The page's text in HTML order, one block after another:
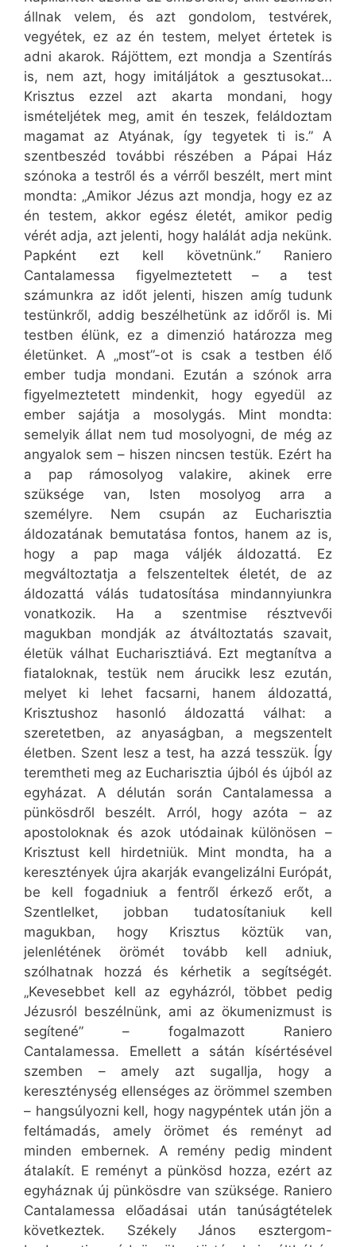
állnak velem, és azt gondolom, testvérek,
vegyétek, ez az én testem, melyet értetek is
adni akarok. Rájöttem, ezt mondja a Szentírás
is, nem azt, hogy imitáljátok a gesztusokat…
Krisztus ezzel azt akarta mondani, hogy
ismételjétek meg, amit én teszek, feláldoztam
magamat az Atyának, így tegyetek ti is.” A
szentbeszéd további részében a Pápai Ház
szónoka a testről és a vérről beszélt, mert mint
mondta: „Amikor Jézus azt mondja, hogy ez az
én testem, akkor egész életét, amikor pedig
vérét adja, azt jelenti, hogy halálát adja nekünk.
Papként ezt kell követnünk.” Raniero
Cantalamessa figyelmeztetett – a test
számunkra az időt jelenti, hiszen amíg tudunk
testünkről, addig beszélhetünk az időről is. Mi
testben élünk, ez a dimenzió határozza meg
életünket. A „most”-ot is csak a testben élő
ember tudja mondani. Ezután a szónok arra
figyelmeztetett mindenkit, hogy egyedül az
ember sajátja a mosolygás. Mint mondta:
semelyik állat nem tud mosolyogni, de még az
angyalok sem – hiszen nincsen testük. Ezért ha
a pap rámosolyog valakire, akinek erre
szüksége van, Isten mosolyog arra a
személyre. Nem csupán az Eucharisztia
áldozatának bemutatása fontos, hanem az is,
hogy a pap maga váljék áldozattá. Ez
megváltoztatja a felszenteltek életét, de az
áldozattá válás tudatosítása mindannyiunkra
vonatkozik. Ha a szentmise résztvevői
magukban mondják az átváltoztatás szavait,
életük válhat Eucharisztiává. Ezt megtanítva a
fiataloknak, testük nem árucikk lesz ezután,
melyet ki lehet facsarni, hanem áldozattá,
Krisztushoz hasonló áldozattá válhat: a
szeretetben, az anyaságban, a megszentelt
életben. Szent lesz a test, ha azzá tesszük. Így
teremtheti meg az Eucharisztia újból és újból az
egyházat. A délután során Cantalamessa a
pünkösdről beszélt. Arról, hogy azóta – az
apostoloknak és azok utódainak különösen –
Krisztust kell hirdetniük. Mint mondta, ha a
keresztények újra akarják evangelizálni Európát,
be kell fogadniuk a fentről érkező erőt, a
Szentlelket, jobban tudatosítaniuk kell
magukban, hogy Krisztus köztük van,
jelenlétének örömét tovább kell adniuk,
szólhatnak hozzá és kérhetik a segítségét.
„Kevesebbet kell az egyházról, többet pedig
Jézusról beszélnünk, ami az ökumenizmust is
segítené” – fogalmazott Raniero
Cantalamessa. Emellett a sátán kísértésével
szemben – amely azt sugallja, hogy a
kereszténység ellenséges az örömmel szemben
– hangsúlyozni kell, hogy nagypéntek után jön a
feltámadás, amely örömet és reményt ad
minden embernek. A remény pedig mindent
átalakít. E reményt a pünkösd hozza, ezért az
egyháznak új pünkösdre van szüksége. Raniero
Cantalamessa előadásai után tanúságtételek
következtek. Székely János esztergom-